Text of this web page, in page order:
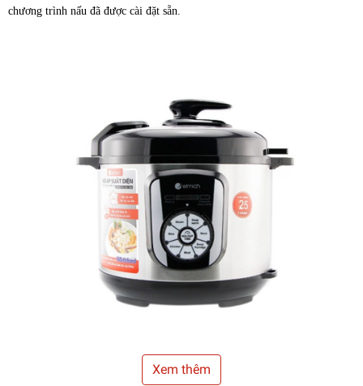
chương trình nấu đã được cài đặt sẵn.
Xem thêm